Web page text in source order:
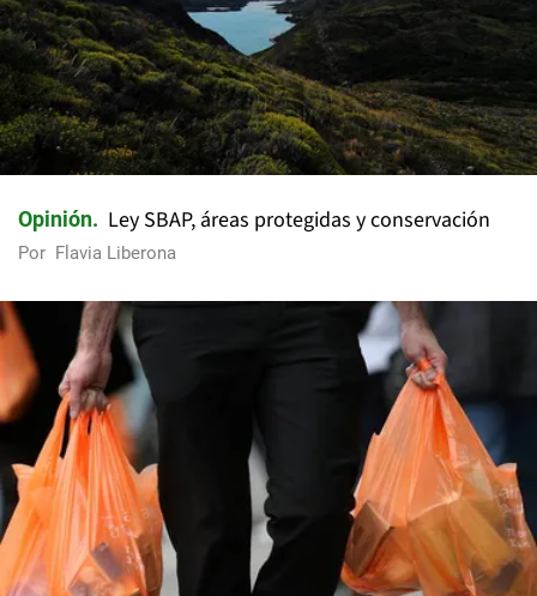
Opinión Ley SBAP, áreas protegidas y conservación
Por Flavia Liberona